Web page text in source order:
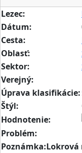
Lezec:
Dátum:
Cesta:
Oblasť:
Sektor:
Verejný:
Úprava klasifikácie:
Štýl:
Hodnotenie:
Problém:
Poznámka:Lokrová